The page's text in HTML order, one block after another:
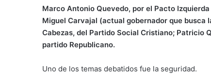
Marco Antonio Quevedo, por el Pacto
Miguel Carvajal (actual gobernador que busca
Cabezas, del Partido Social Cristiano; Patricio
partido Republicano.
Uno de los temas debatidos fue la seguridad.